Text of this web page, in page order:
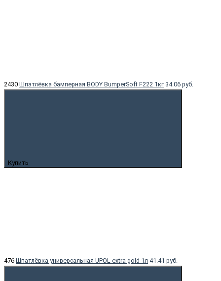
2430 Шпатлёвка бамперная BODY BumperSoft F222 1кг 34.06 руб.
Купить
476 Шпатлёвка универсальная UPOL extra gold 1л 41.41 руб.